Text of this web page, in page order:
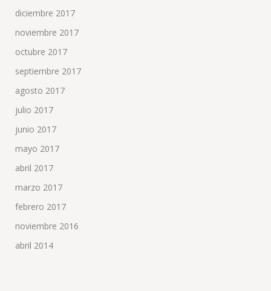
diciembre 2017
noviembre 2017
octubre 2017
septiembre 2017
agosto 2017
julio 2017
junio 2017
mayo 2017
abril 2017
marzo 2017
febrero 2017
noviembre 2016
abril 2014